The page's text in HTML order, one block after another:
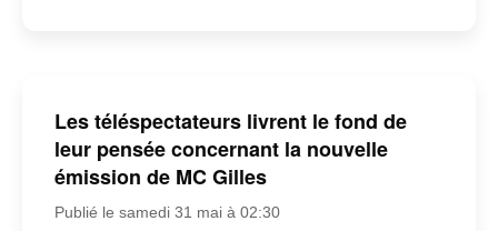
Les téléspectateurs livrent le fond de
leur pensée concernant la nouvelle
émission de MC Gilles
Publié le samedi 31 mai à 02:30